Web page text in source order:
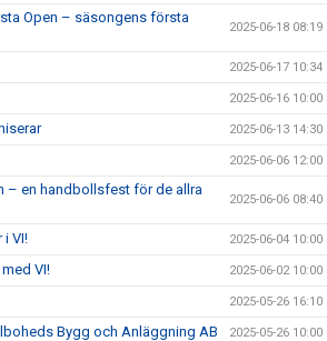
Open – säsongens första
2025-06-18 08:19
2025-06-17 10:34
2025-06-16 10:00
2025-06-13 14:30
2025-06-06 12:00
– en handbollsfest för de allra
2025-06-06 08:40
i VI! 2025-06-04 10:00
VI! 2025-06-02 10:00
2025-05-26 16:10
Bygg och Anläggning AB 2025-05-26 10:00